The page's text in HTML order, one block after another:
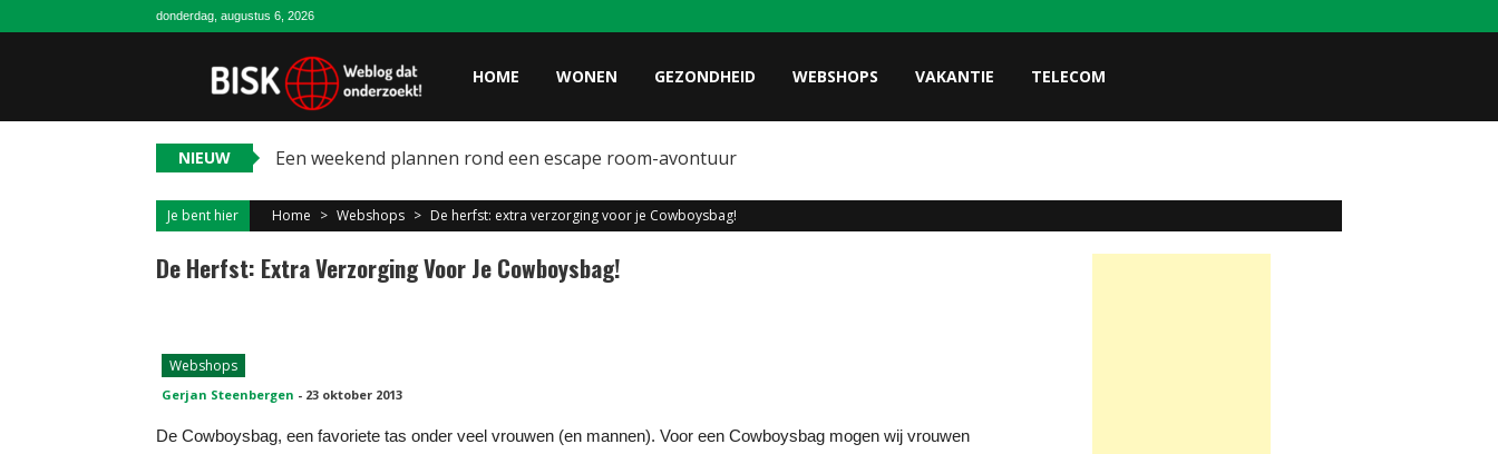
donderdag, augustus 6, 2026
HOME WONEN GEZONDHEID WEBSHOPS VAKANTIE TELECOM
NIEUW Een weekend plannen rond een escape room-avontuur
Je bent hier Home > Webshops > De herfst: extra verzorging voor je Cowboysbag!
De Herfst: Extra Verzorging Voor Je Cowboysbag!
Webshops
Gerjan Steenbergen - 23 oktober 2013
De Cowboysbag, een favoriete tas onder veel vrouwen (en mannen). Voor een Cowboysbag mogen wij vrouwen